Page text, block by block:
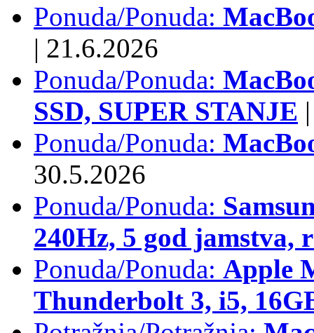
Ponuda/Ponuda:
| 21.6.2026
Ponuda/Ponuda:
SSD, SUPER STANJE |
Ponuda/Ponuda:
30.5.2026
Ponuda/Ponuda:
240Hz, 5 god jamstva,
Ponuda/Ponuda: Apple
Thunderbolt 3, i5,